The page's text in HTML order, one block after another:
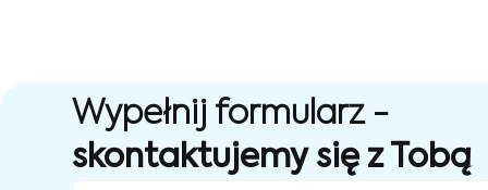
Wypełnij formularz -
skontaktujemy się z Tobą